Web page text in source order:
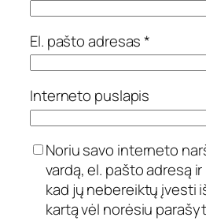
El. pašto adresas*
Interneto puslapis
Noriu savo interneto
vardą, el. pašto adresą
kad jų nebereiktų įvesti
kartą vėl norėsiu